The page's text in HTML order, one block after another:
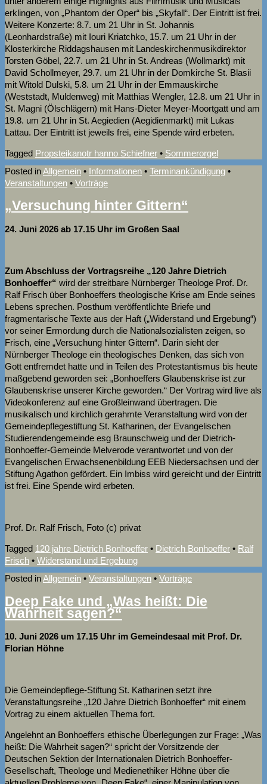
erklingen, von „Phantom der Oper“ bis „Skyfall“. Der Eintritt ist frei.
Weitere Konzerte: 8.7. um 21 Uhr in St. Johannis
(Leonhardstraße) mit Iouri Kriatchko, 15.7. um 21 Uhr in der
Klosterkirche Riddagshausen mit Landeskirchenmusikdirektor
Torsten Göbel, 22.7. um 21 Uhr in St. Andreas (Wollmarkt) mit
David Schollmeyer, 29.7. um 21 Uhr in der Domkirche St. Blasii
mit Witold Dulski, 5.8. um 21 Uhr in der Emmauskirche
(Weststadt, Muldenweg) mit Matthias Wengler, 12.8. um 21 Uhr in
St. Magni (Ölschlägern) mit Hans-Dieter Meyer-Moortgatt und am
19.8. um 21 Uhr in St. Aegiedien (Aegidienmarkt) mit Lukas
Lattau. Der Eintritt ist jeweils frei, eine Spende wird erbeten.
Tagged Propsteikanotr hanno Schiefner • Sommerorgel
Posted inAllgemein • Informationen • Terminankündigung •
Veranstaltungen • Vorträge
„Versuchung hinter Gittern“
24. Juni 2026 ab 17.15 Uhr im Großen Saal
Zum Abschluss der Vortragsreihe „120 Jahre Dietrich
Bonhoeffer“ wird der streitbare Nürnberger Theologe Prof. Dr.
Ralf Frisch über Bonhoeffers theologische Krise am Ende seines
Lebens sprechen. Posthum veröffentlichte Briefe und
fragmentarische Texte aus der Haft („Widerstand und Ergebung“)
vor seiner Ermordung durch die Nationalsozialisten zeigen, so
Frisch, eine „Versuchung hinter Gittern“. Darin sieht der
Nürnberger Theologe ein theologisches Denken, das sich von
Gott entfremdet hatte und in Teilen des Protestantismus bis heute
maßgebend geworden sei: „Bonhoeffers Glaubenskrise ist zur
Glaubenskrise unserer Kirche geworden.“ Der Vortrag wird live als
Videokonferenz auf eine Großleinwand übertragen. Die
musikalisch und kirchlich gerahmte Veranstaltung wird von der
Gemeindepflegestiftung St. Katharinen, der Evangelischen
Studierendengemeinde esg Braunschweig und der Dietrich-
Bonhoeffer-Gemeinde Melverode verantwortet und von der
Evangelischen Erwachsenenbildung EEB Niedersachsen und der
Stiftung Agathon gefördert. Ein Imbiss wird gereicht und der Eintritt
ist frei. Eine Spende wird erbeten.
Prof. Dr. Ralf Frisch, Foto (c) privat
Tagged 120 jahre Dietrich Bonhoeffer • Dietrich Bonhoeffer • Ralf
Frisch • Widerstand und Ergebung
Posted inAllgemein • Veranstaltungen • Vorträge
Deep Fake und „Was heißt: Die
Wahrheit sagen?“
10. Juni 2026 um 17.15 Uhr im Gemeindesaal mit Prof. Dr.
Florian Höhne
Die Gemeindepflege-Stiftung St. Katharinen setzt ihre
Veranstaltungsreihe „120 Jahre Dietrich Bonhoeffer“ mit einem
Vortrag zu einem aktuellen Thema fort.
Angelehnt an Bonhoeffers ethische Überlegungen zur Frage: „Was
heißt: Die Wahrheit sagen?“ spricht der Vorsitzende der
Deutschen Sektion der Internationalen Dietrich Bonhoeffer-
Gesellschaft, Theologe und Medienethiker Höhne über die